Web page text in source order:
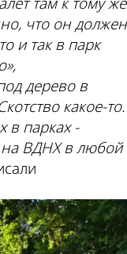
что он должен
и так в парк
дерево в
какое-то.
в парках -
на ВДНХ в любой